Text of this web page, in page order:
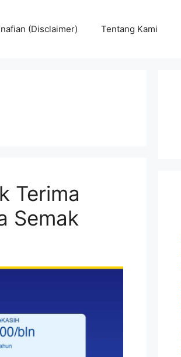
(Disclaimer) Tentang Kami
Terima
Semak